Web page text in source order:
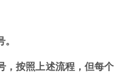
，按照上述流程，但每个